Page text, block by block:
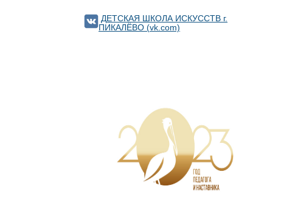
ДЕТСКАЯ ШКОЛА ИСКУССТВ г.
ПИКАЛЁВО (vk.com)